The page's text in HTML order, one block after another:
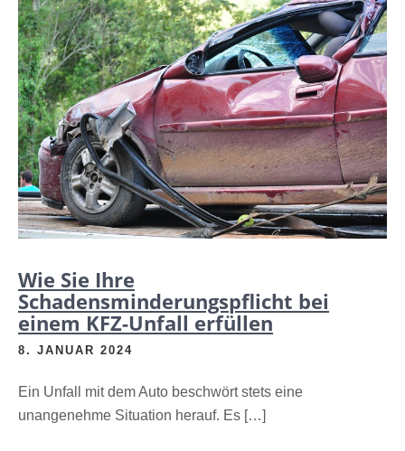
Wie Sie Ihre
Schadensminderungspflicht bei
einem KFZ-Unfall erfüllen
8. JANUAR 2024
Ein Unfall mit dem Auto beschwört stets eine
unangenehme Situation herauf. Es […]